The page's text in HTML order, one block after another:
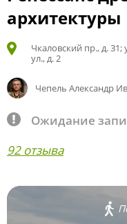
архитектуры
Чкаловский пр., д.
ул., д. 2
Чепель Александр
Ожидание
92 отзыва